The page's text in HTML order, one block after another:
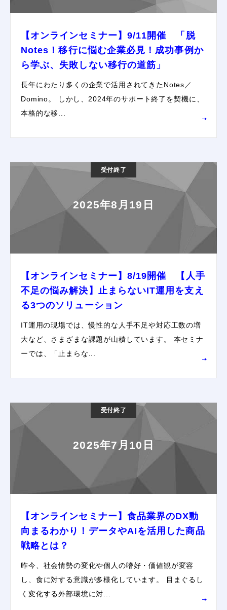
【オンラインセミナー】9/11開催 「脱
Notes！移行に悩む企業必見！成功事例か
ら学ぶ、失敗しない移行の道筋」
長年にわたり多くの企業で活用されてきたNotes／
Domino。 しかし、2024年のサポート終了を契機に、
本格的な移...
受付終了
2025年8月19日
【オンラインセミナー】8/19開催 【人手
不足の悩み解決】止まらないIT運用を支え
る3つのソリューション
IT運用の現場では、慢性的な人手不足や対応工数の増
大など、さまざまな課題が山積しています。 本セミナ
ーでは、「止まらな...
受付終了
2025年7月10日
【オンラインセミナー】食品業界のDX動
向まるわかり！データやAIを活用した商品
戦略とは？
昨今、社会情勢の変化や個人の嗜好・価値観が変容
し、食に対する意識が多様化しています。 目まぐるし
く変化する外部環境に対...